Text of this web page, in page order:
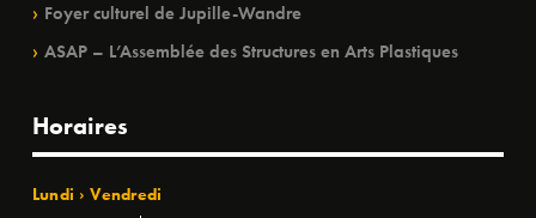
Foyer culturel de Jupille-Wandre
ASAP – L’Assemblée des Structures en Arts Plastiques
Horaires
Lundi › Vendredi